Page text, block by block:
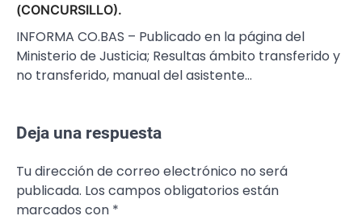
(CONCURSILLO).
INFORMA CO.BAS – Publicado en la página del
Ministerio de Justicia; Resultas ámbito transferido y
no transferido, manual del asistente…
Deja una respuesta
Tu dirección de correo electrónico no será
publicada. Los campos obligatorios están
marcados con *